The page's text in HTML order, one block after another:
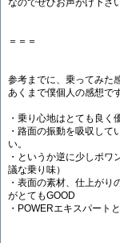
なのでぜひお声がけ下さい
＝＝＝
参考までに、乗ってみた
あくまで僕個人の感想です
・乗り心地はとても良く
・路面の振動を吸収し
い。
・というか逆に少しポ
議な乗り味）
・表面の素材、仕上がり
がとてもGOOD
・POWERエキスパート